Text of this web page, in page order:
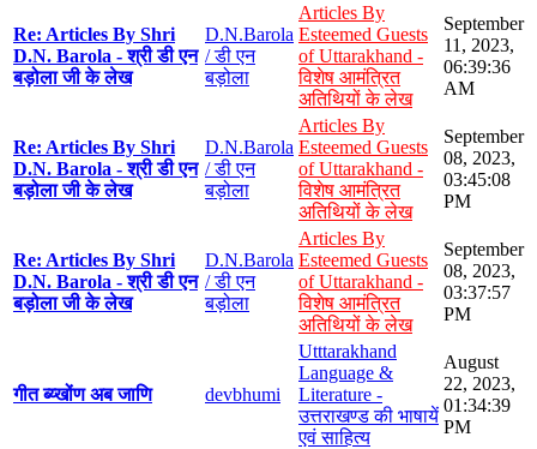
Re: Articles By Shri
D.N. Barola - श्री डी एन
बड़ोला जी के लेख
D.N.Barola
/ डी एन
बड़ोला
Articles By
Esteemed Guests
of Uttarakhand -
विशेष आमंत्रित
अतिथियों के लेख
September
11, 2023,
06:39:36
AM
Re: Articles By Shri
D.N. Barola - श्री डी एन
बड़ोला जी के लेख
D.N.Barola
/ डी एन
बड़ोला
Articles By
Esteemed Guests
of Uttarakhand -
विशेष आमंत्रित
अतिथियों के लेख
September
08, 2023,
03:45:08
PM
Re: Articles By Shri
D.N. Barola - श्री डी एन
बड़ोला जी के लेख
D.N.Barola
/ डी एन
बड़ोला
Articles By
Esteemed Guests
of Uttarakhand -
विशेष आमंत्रित
अतिथियों के लेख
September
08, 2023,
03:37:57
PM
गीत ब्य्खोंण अब जाणि devbhumi
Utttarakhand
Language &
Literature -
उत्तराखण्ड की भाषायें
एवं साहित्य
August
22, 2023,
01:34:39
PM